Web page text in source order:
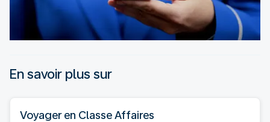
En savoir plus sur
Voyager en Classe Affaires